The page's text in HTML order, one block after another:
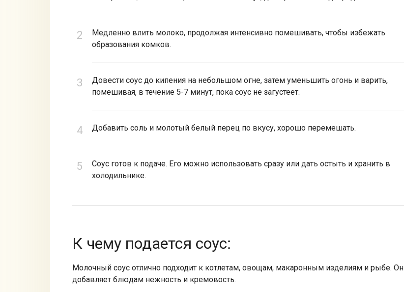
Медленно влить молоко, продолжая интенсивно помешивать, чтобы избежать
образования комков.
Довести соус до кипения на небольшом огне, затем уменьшить огонь и варить,
помешивая, в течение 5-7 минут, пока соус не загустеет.
Добавить соль и молотый белый перец по вкусу, хорошо перемешать.
Соус готов к подаче. Его можно использовать сразу или дать остыть и хранить в
холодильнике.
К чему подается соус:
Молочный соус отлично подходит к котлетам, овощам, макаронным изделиям и рыбе. Он
добавляет блюдам нежность и кремовость.